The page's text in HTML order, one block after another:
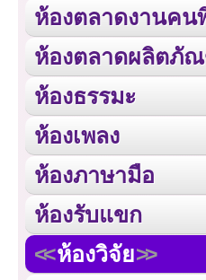
ห้องตลาดงานคน
ห้องตลาดผลิตภั
ห้องธรรมะ
ห้องเพลง
ห้องภาษามือ
ห้องรับแขก
ห้องวิจัย